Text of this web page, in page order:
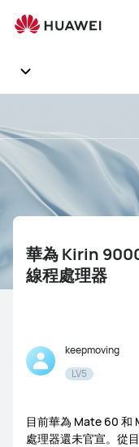
9000s
手
上
用
超
Regions
News
Products
Mate Series Pura
WATCH Ultimate Series
Gallery
華為 Kirin
線程處理器
keepmoving
LV5
目前華為 Mate 60 和
處理器還未官宣。從